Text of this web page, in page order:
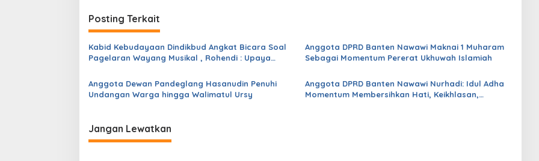
i
g
a
s
i
p
s
Posting Terkait
Kabid Kebudayaan Dindikbud Angkat Bicara Soal
Pagelaran Wayang Musikal , Rohendi : Upaya
Bumi Banten
Anggota DPRD Banten Nawawi Maknai 1 Muharam
Sebagai Momentum Pererat Ukhuwah Islamiah
Anggota Dewan Pandeglang Hasanudin Penuhi
Undangan Warga hingga Walimatul Ursy
Anggota DPRD Banten Nawawi Nurhadi: Idul Adha
Momentum Membersihkan Hati, Keikhlasan,
Jangan Lewatkan